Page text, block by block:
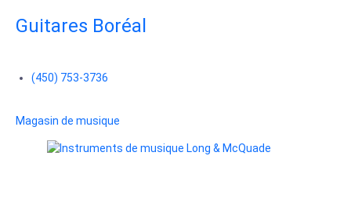
Guitares Boréal
(450) 753-3736
Magasin de musique